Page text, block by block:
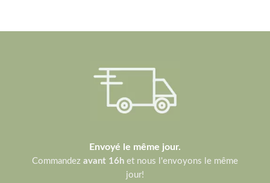
Envoyé le même jour.
Commandez avant 16h et nous l'envoyons le même
jour!